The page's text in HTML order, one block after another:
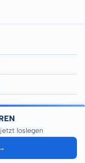
loslegen